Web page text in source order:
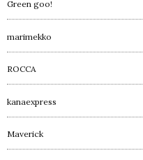
Green goo!
marimekko
ROCCA
kanaexpress
Maverick